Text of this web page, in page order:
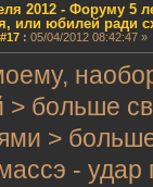
2012 - Форуму 5
или юбилей ради
: 05/04/2012 08:42:47 »
> больше
>
- удар